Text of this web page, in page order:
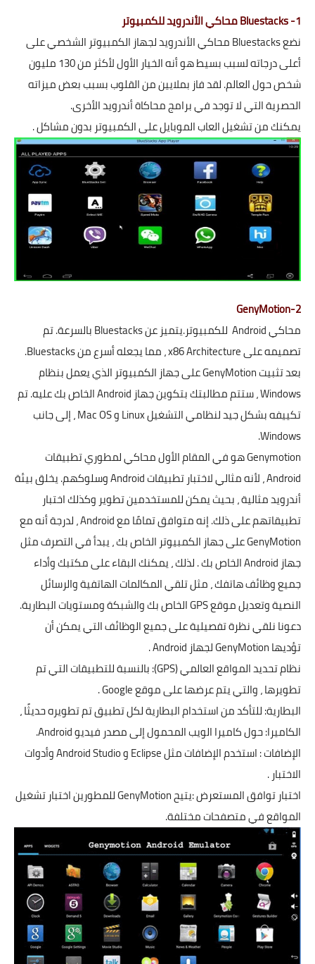
1- Bluestacks محاكي الأندرويد للكمبيوتر
نضع Bluestacks محاكي الأندرويد لجهاز الكمبيوتر الشخصي على
أعلى درجاته لسبب بسيط هو أنه الخيار الأول لأكثر من 130 مليون
شخص حول العالم. لقد فاز بملايين من القلوب بسبب بعض ميزاته
الحصرية التي لا توجد في برامج محاكاة أندرويد الأخرى.
يمكنك من تشغيل العاب الموبايل على الكمبيوتر بدون مشاكل .
2-GenyMotion
محاكي Android للكمبيوتر.يتميز عن Bluestacks بالسرعة. تم
تصميمه على x86 Architecture ، مما يجعله أسرع من Bluestacks.
بعد تثبيت GenyMotion على جهاز الكمبيوتر الذي يعمل بنظام
Windows ، ستتم مطالبتك بتكوين جهاز Android الخاص بك عليه. تم
تكييفه بشكل جيد لنظامي التشغيل Linux و Mac OS ، إلى جانب
Windows.
Genymotion هو في المقام الأول محاكي لمطوري تطبيقات
Android ، لأنه مثالي لاختبار تطبيقات Android وسلوكهم. يخلق بيئة
أندرويد مثالية ، بحيث يمكن للمستخدمين تطوير وكذلك اختبار
تطبيقاتهم على ذلك. إنه متوافق تمامًا مع Android ، لدرجة أنه مع
GenyMotion على جهاز الكمبيوتر الخاص بك ، يبدأ في التصرف مثل
جهاز Android الخاص بك . لذلك ، يمكنك البقاء على مكتبك وأداء
جميع وظائف هاتفك ، مثل تلقي المكالمات الهاتفية والرسائل
النصية وتعديل موقع GPS الخاص بك والشبكة ومستويات البطارية.
دعونا نلقي نظرة تفصيلية على جميع الوظائف التي يمكن أن
تؤديها GenyMotion لجهاز Android .
نظام تحديد المواقع العالمي (GPS): بالنسبة للتطبيقات التي تم
تطويرها ، والتي يتم عرضها على موقع Google .
البطارية: للتأكد من استخدام البطارية لكل تطبيق تم تطويره حديثًا ،
الكاميرا: حول كاميرا الويب المحمول إلى مصدر فيديو Android.
الإضافات : استخدم الإضافات مثل Eclipse و Android Studio وأدوات
الاختبار .
اختبار توافق المستعرض :يتيح GenyMotion للمطورين اختبار تشغيل
المواقع في متصفحات مختلفة.